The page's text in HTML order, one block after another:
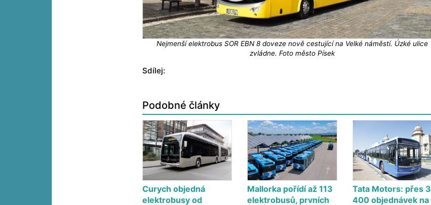
Nejmenší elektrobus SOR EBN 8 doveze nově cestující na Velké náměstí. Úzké ulice
zvládne. Foto město Písek
Sdílej:
Podobné články
Curych objedná
elektrobusy od
Mallorka pořídí až 113
elektrobusů, prvních
Tata Motors: přes 3
400 objednávek na